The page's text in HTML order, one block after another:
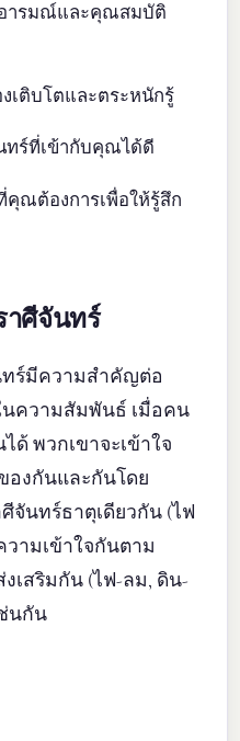
อารมณ์และคุณสมบัติ
เติบโตและตระหนักรู้
ทร์ที่เข้ากับคุณได้ดี
คุณต้องการเพื่อให้รู้สึก
าศีจันทร์
ทร์มีความสำคัญต่อ
ความสัมพันธ์ เมื่อคน
ด้ พวกเขาจะเข้าใจ
องกันและกันโดย
นทร์ธาตุเดียวกัน (ไฟ
ามเข้าใจกันตาม
เสริมกัน (ไฟ-ลม, ดิน-
นกัน